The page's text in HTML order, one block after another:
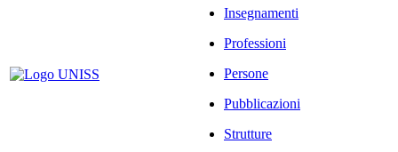
Insegnamenti
Professioni
Persone
Pubblicazioni
Strutture